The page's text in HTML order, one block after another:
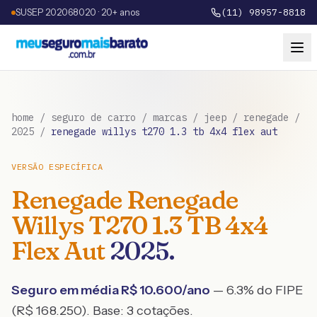
SUSEP 202068020 · 20+ anos (11) 98957-8818
home / seguro de carro / marcas / jeep / renegade /
2025 / renegade willys t270 1.3 tb 4x4 flex aut
VERSÃO ESPECÍFICA
Renegade Renegade
Willys T270 1.3 TB 4x4
Flex Aut2025.
Seguro em média R$10.600/ano — 6.3% do FIPE
(R$ 168.250). Base: 3 cotações.